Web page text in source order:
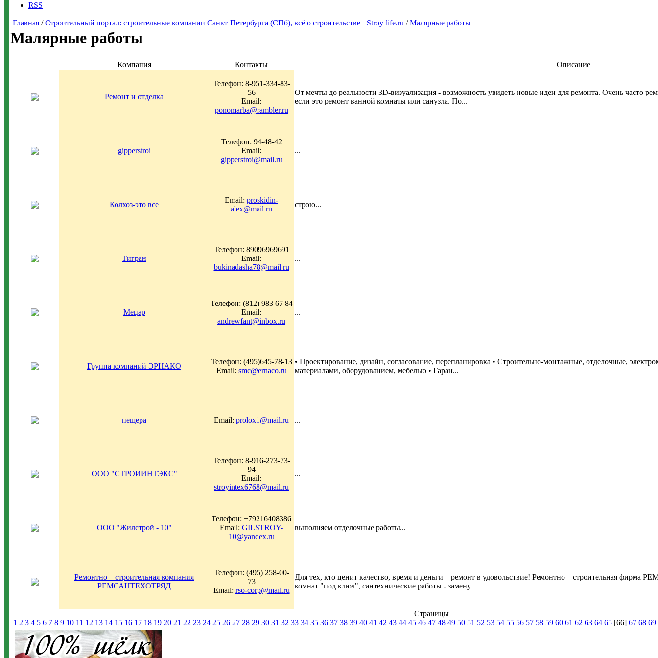
RSS
Главная /Строительный портал: строительные компании Санкт-Петербурга (СПб), всё о строительстве - Stroy-life.ru /Малярные работы
Малярные работы
Компания Контакты Описание
Ремонт и отделка
Телефон: 8-951-334-83-
56
Email:
ponomarba@rambler.ru
От мечты до реальности 3D-визуализация - возможность увидеть новые идеи для ремонта. Очень часто
если это ремонт ванной комнаты или санузла. По...
gipperstroi
Телефон: 94-48-42
Email:
gipperstroi@mail.ru
...
Колхоз-это все
Email: proskidin-
alex@mail.ru
строю...
Тигран
Телефон: 89096969691
Email:
bukinadasha78@mail.ru
...
Мецар
Телефон: (812) 983 67 84
Email:
andrewfant@inbox.ru
...
Группа компаний ЭРНАКО
Телефон: (495)645-78-13
Email: smc@ernaco.ru
• Проектирование, дизайн, согласование, перепланировка • Строительно-монтажные, отделочные,
материалами, оборудованием, мебелью • Гаран...
пещера Email: prolox1@mail.ru ...
ООО "СТРОЙИНТЭКС"
Телефон: 8-916-273-73-
94
Email:
stroyintex6768@mail.ru
...
ООО "Жилстрой - 10"
Телефон: +79216408386
Email: GILSTROY-
10@yandex.ru
выполняем отделочные работы...
Ремонтно – строительная компания
РЕМСАНТЕХОТРЯД
Телефон: (495) 258-00-
73
Email: rso-corp@mail.ru
Для тех, кто ценит качество, время и деньги – ремонт в удовольствие! Ремонтно – строительная
комнат "под ключ", сантехнические работы - замену...
Страницы
1 2 3 4 5 6 7 8 9 10 11 12 13 14 15 16 17 18 19 20 21 22 23 24 25 26 27 28 29 30 31 32 33 34 35 36 37 38 39 40 41 42 43 44 45 46 47 48 49 50 51 52 53 54 55 56 57 58 59 60 61 62 63 64 65 [66] 67 68 69